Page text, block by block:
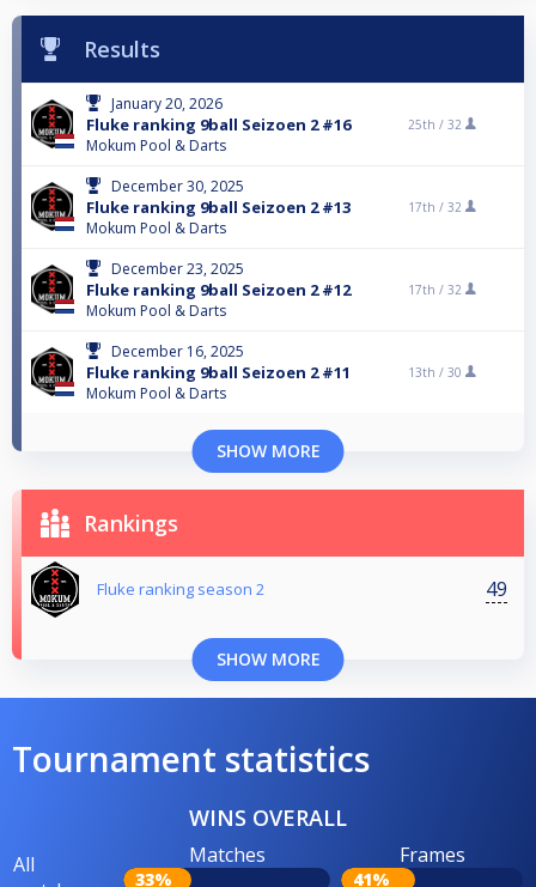
Results
January 20, 2026
Fluke ranking 9ball Seizoen 2 #16
Mokum Pool & Darts
25th / 32
December 30, 2025
Fluke ranking 9ball Seizoen 2 #13
Mokum Pool & Darts
17th / 32
December 23, 2025
Fluke ranking 9ball Seizoen 2 #12
Mokum Pool & Darts
17th / 32
December 16, 2025
Fluke ranking 9ball Seizoen 2 #11
Mokum Pool & Darts
13th / 30
SHOW MORE
Rankings
Fluke ranking season 2 49
SHOW MORE
Tournament statistics
WINS OVERALL
All
Matches
33%
Frames
41%